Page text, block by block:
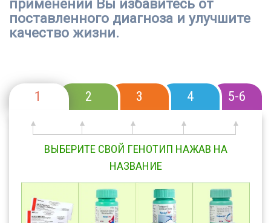
применении Вы избавитесь от
поставленного диагноза и улучшите
качество жизни.
1 2 3 4 5-6
ВЫБЕРИТЕ СВОЙ ГЕНОТИП НАЖАВ НА
НАЗВАНИЕ